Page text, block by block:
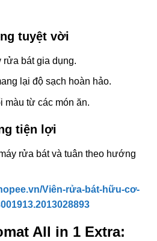
tuyệt vời
rửa bát gia dụng.
lại độ sạch hoàn hảo.
màu từ các món ăn.
tiện lợi
rửa bát và tuân theo hướng
Viên-rửa-bát-hữu-cơ-
All in 1 Extra: